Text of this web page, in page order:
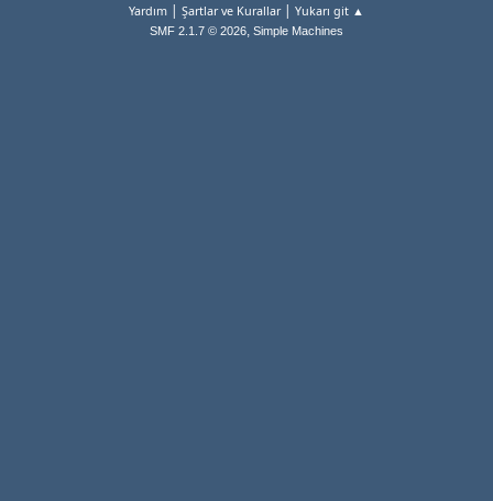
Yardım | Şartlar ve Kurallar| Yukarı git ▲
SMF 2.1.7 © 2026, Simple Machines